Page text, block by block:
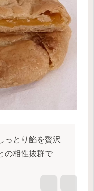
っとり餡を贅沢
の相性抜群で